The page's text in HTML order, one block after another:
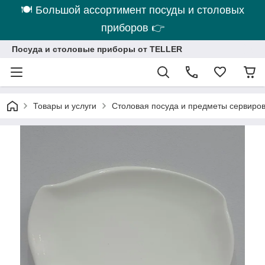
🍽 Большой ассортимент посуды и столовых
приборов 👉
Посуда и столовые приборы от TELLER
Товары и услуги Столовая посуда и предметы